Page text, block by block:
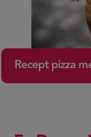
Recept pizza